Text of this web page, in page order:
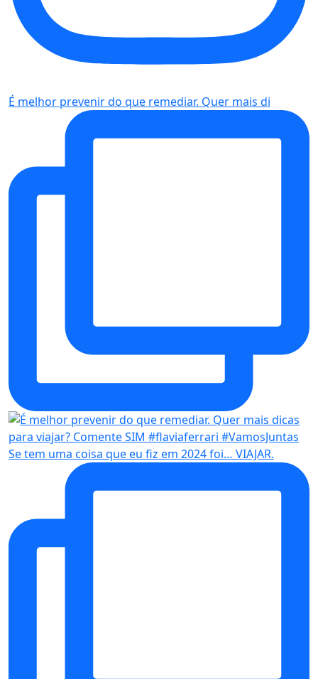
É melhor prevenir do que remediar. Quer mais di
Se tem uma coisa que eu fiz em 2024 foi… VIAJAR.